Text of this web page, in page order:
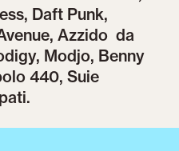
Daft Punk,
Azzido da
Modjo, Benny
440, Suie